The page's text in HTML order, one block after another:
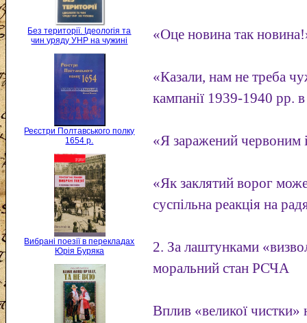
Без території. Ідеологія та
чин уряду УНР на чужині
Реєстри Полтавського полку
1654 р.
Вибрані поезії в перекладах
Юрія Буряка
«Оце новина так
«Казали, нам не треба
кампанії 1939-1940 рр.
«Я заражений червоним
«Як заклятий ворог
суспільна реакція на
2. За лаштунками
моральний стан РСЧА
Вплив «великої